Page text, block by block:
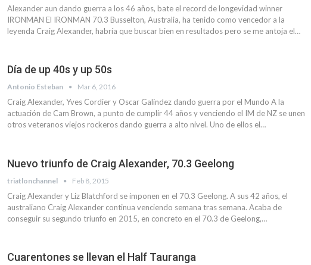
Alexander aun dando guerra a los 46 años, bate el record de longevidad winner
IRONMAN El IRONMAN 70.3 Busselton, Australia, ha tenido como vencedor a la
leyenda Craig Alexander, habría que buscar bien en resultados pero se me antoja el…
Día de up 40s y up 50s
Antonio Esteban Mar 6, 2016
Craig Alexander, Yves Cordier y Oscar Galíndez dando guerra por el Mundo A la
actuación de Cam Brown, a punto de cumplir 44 años y venciendo el IM de NZ se unen
otros veteranos viejos rockeros dando guerra a alto nivel. Uno de ellos el…
Nuevo triunfo de Craig Alexander, 70.3 Geelong
triatlonchannel Feb 8, 2015
Craig Alexander y Liz Blatchford se imponen en el 70.3 Geelong. A sus 42 años, el
australiano Craig Alexander continua venciendo semana tras semana. Acaba de
conseguir su segundo triunfo en 2015, en concreto en el 70.3 de Geelong,…
Cuarentones se llevan el Half Tauranga